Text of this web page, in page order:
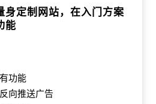
身定制网站，在入门方案
能
功能
向推送广告